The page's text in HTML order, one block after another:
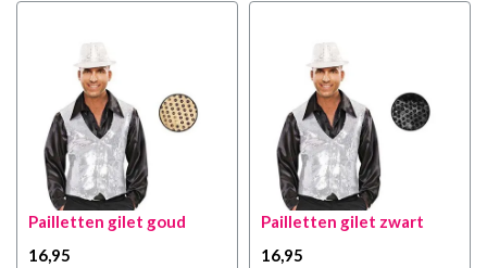
Pailletten gilet goud
16,95
Pailletten gilet zwart
16,95